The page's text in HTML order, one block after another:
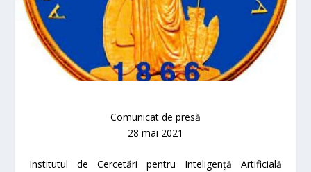
Comunicat de presă
28 mai 2021
Institutul de Cercetări pentru Inteligență Artificială